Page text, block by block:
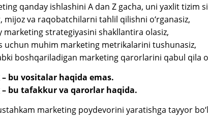
qanday ishlashini A dan Z gacha, uni yaxlit tizim
mijoz va raqobatchilarni tahlil qilishni o‘rganasiz,
marketing strategiyasini shakllantira olasiz,
uchun muhim marketing metrikalarini tushunasiz,
boshqariladigan marketing qarorlarini qabul qila
bu vositalar haqida emas.
bu tafakkur va qarorlar haqida.
marketing poydevorini yaratishga tayyor